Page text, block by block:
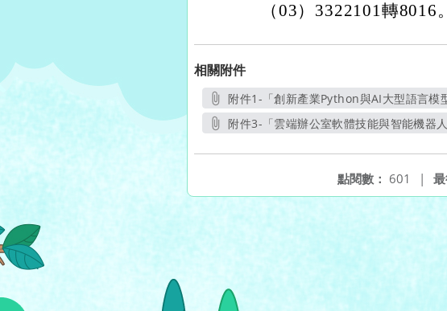
（03）3322101轉8016。
相關附件
附件1-「創新產業Python與AI大型語言模
另開新視窗
附件3-「雲端辦公室軟體技能與智能機器
點閱數： 601 |